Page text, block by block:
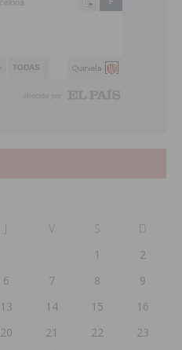
J V S
D
1
2
6 7 8
9
13 14 15
16
20 21 22
23